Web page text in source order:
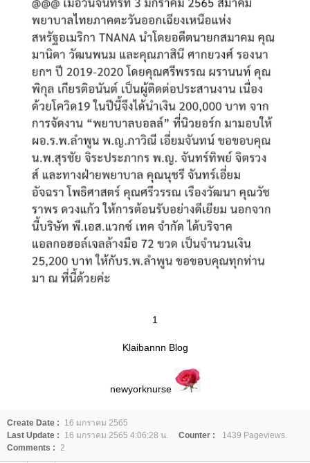
1
Klaibannn Blog
newyorknurse
Create Date :
16 มกราคม 2565
Last Update :
16 มกราคม 2565 4:06:28 น. Counter :
1439 Pageviews.
Comments : 2